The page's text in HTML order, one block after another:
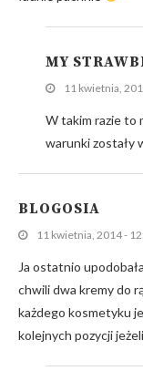
MY
11 kwietnia,
W takim razie to
warunki zostały
BLOGOSIA
11 kwietnia, 2014 -
Ja ostatnio
chwili dwa kremy do
każdego kosmetyku
kolejnych pozycji